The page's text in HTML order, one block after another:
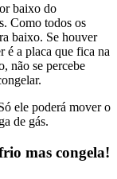
baixo do
Como todos os
baixo. Se houver
é a placa que fica na
não se percebe
ele poderá mover o
de gás.
mas congela!